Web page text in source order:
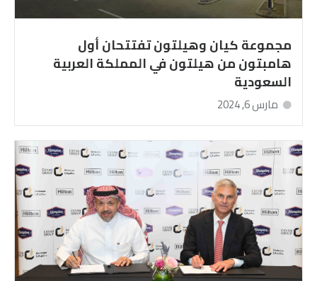
مجموعة كيان وهيلتون تفتتحان أول
هامبتون من هيلتون في المملكة العربية
السعودية
مارس 6, 2024